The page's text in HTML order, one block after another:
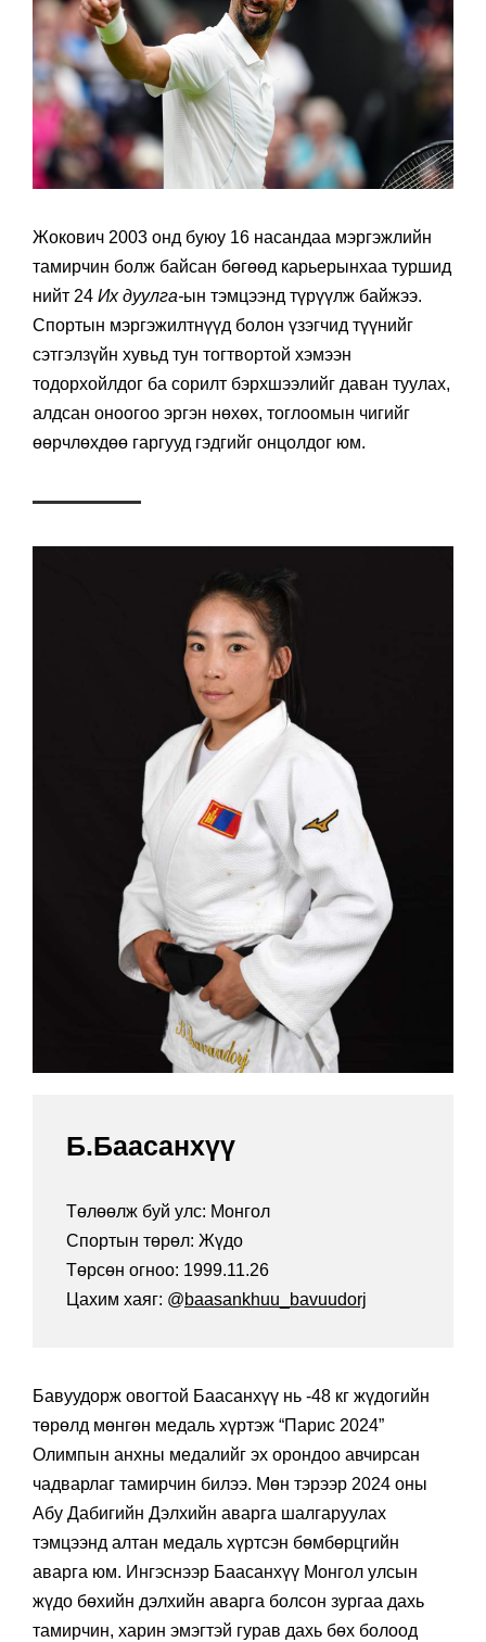
Жокович 2003 онд буюу 16 насандаа мэргэжлийн
тамирчин болж байсан бөгөөд карьерынхаа туршид
нийт 24 Их дуулга-ын тэмцээнд түрүүлж байжээ.
Спортын мэргэжилтнүүд болон үзэгчид түүнийг
сэтгэлзүйн хувьд тун тогтвортой хэмээн
тодорхойлдог ба сорилт бэрхшээлийг даван туулах,
алдсан оноогоо эргэн нөхөх, тоглоомын чигийг
өөрчлөхдөө гаргууд гэдгийг онцолдог юм.
Б.Баасанхүү
Төлөөлж буй улс: Монгол
Спортын төрөл: Жүдо
Төрсөн огноо: 1999.11.26
Цахим хаяг: @baasankhuu_bavuudorj
Бавуудорж овогтой Баасанхүү нь -48 кг жүдогийн
төрөлд мөнгөн медаль хүртэж “Парис 2024”
Олимпын анхны медалийг эх орондоо авчирсан
чадварлаг тамирчин билээ. Мөн тэрээр 2024 оны
Абу Дабигийн Дэлхийн аварга шалгаруулах
тэмцээнд алтан медаль хүртсэн бөмбөрцгийн
аварга юм. Ингэснээр Баасанхүү Монгол улсын
жүдо бөхийн дэлхийн аварга болсон зургаа дахь
тамирчин, харин эмэгтэй гурав дахь бөх болоод